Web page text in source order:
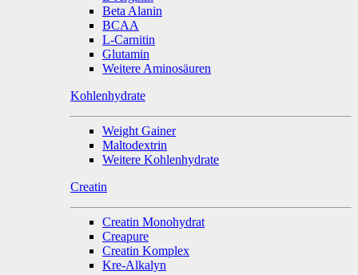
Beta Alanin
BCAA
L-Carnitin
Glutamin
Weitere Aminosäuren
Kohlenhydrate
Weight Gainer
Maltodextrin
Weitere Kohlenhydrate
Creatin
Creatin Monohydrat
Creapure
Creatin Komplex
Kre-Alkalyn